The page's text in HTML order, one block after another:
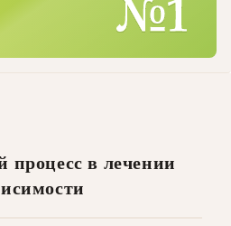
процесс в лечении